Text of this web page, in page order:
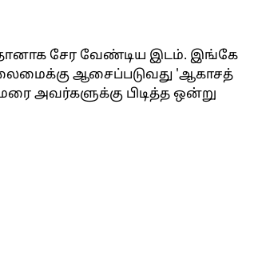
சேர வேண்டிய இடம். இங்கே
ஆசைப்படுவது 'ஆகாசத்
அவர்களுக்கு பிடித்த ஒன்று